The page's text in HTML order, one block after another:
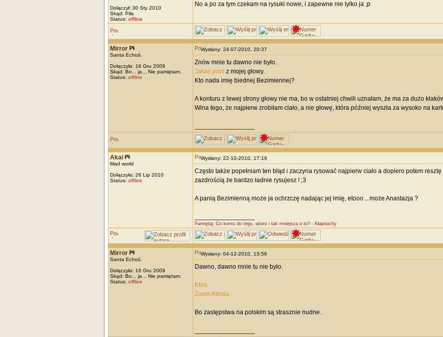
Dołączył: 30 Sty 2010
Skąd: Piła
Status: offline
No a po za tym czekam na rysuki nowe, i zapewne nie tylko ja ;p
Mirror
Santa Echoś.
Dołączyła: 16 Gru 2009
Skąd: Bo... ja... Nie pamiętam.
Status: offline
Wysłany: 24-07-2010, 20:37
Znów mnie tu dawno nie było.
Jakaś pani z mojej głowy.
Kto nada imię biednej Bezimiennej?
A konturu z lewej strony głowy nie ma, bo w ostatniej chwili uznałam, że ma za dużo
Wina tego, że najpierw zrobiłam ciało, a nie głowę, która później wyszła za wysoko na
Akai
Mad world
Dołączyła: 26 Lip 2010
Status: offline
Wysłany: 22-10-2010, 17:19
Często także popełniam ten błąd i zaczyna rysować najpierw ciało a dopiero potem
zazdrością że bardzo ładnie rysujesz ! ;3
A panią Bezimienną może ja ochrzczę nadając jej imię, etooo .. może Anastazja ?
Pamiętaj: Co komu do tego, skoro i tak mniejsza o to? - Kłapouchy
Mirror
Santa Echoś.
Dołączyła: 16 Gru 2009
Skąd: Bo... ja... Nie pamiętam.
Status: offline
Wysłany: 04-12-2010, 13:56
Dawno, dawno mnie tu nie było.
Ktoś.
Zoom Ktosia.
Bo zastępstwa na polskim są strasznie nudne.